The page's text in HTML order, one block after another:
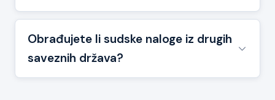
Obrađujete li sudske naloge iz drugih
saveznih država?